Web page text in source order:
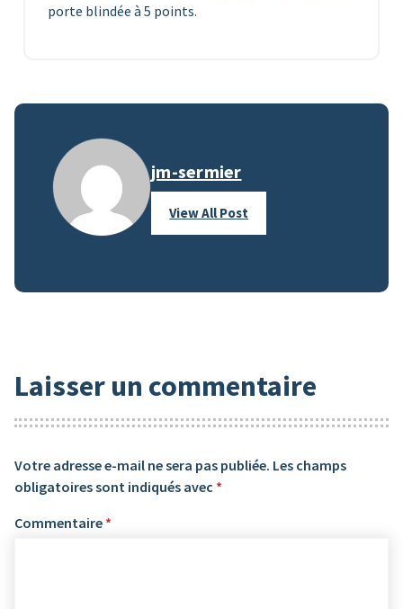
porte blindée à 5 points.
jm-sermier
View All Post
Laisser un commentaire
Votre adresse e-mail ne sera pas publiée. Les champs
obligatoires sont indiqués avec *
Commentaire *